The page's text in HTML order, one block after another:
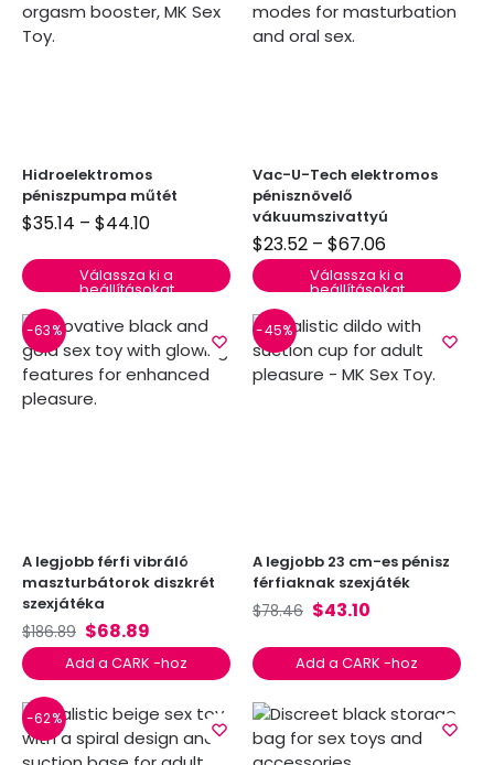
Hidroelektromos
péniszpumpa műtét
$35.14 – $44.10
Válassza ki a
beállításokat
Vac-U-Tech elektromos
pénisznövelő
vákuumszivattyú
$23.52 – $67.06
Válassza ki a
beállításokat
-63%
A legjobb férfi vibráló
maszturbátorok diszkrét
szexjátéka
$186.89 $68.89
Add a CARK -hoz
-45%
A legjobb 23 cm-es pénisz
férfiaknak szexjáték
$78.46 $43.10
Add a CARK -hoz
-62%